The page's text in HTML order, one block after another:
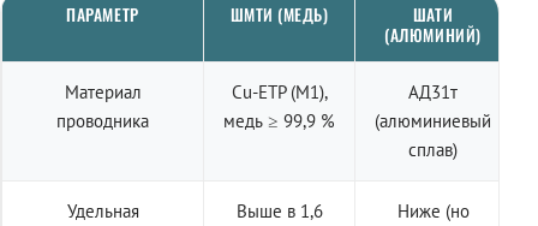
ПАРАМЕТР ШМТИ (МЕДЬ)
ШАТИ
(АЛЮМИНИЙ)
Материал
проводника
Cu-ETP (M1),
медь ≥ 99,9 %
АД31т
(алюминиевый
сплав)
Удельная
Выше в 1,6
Ниже (но